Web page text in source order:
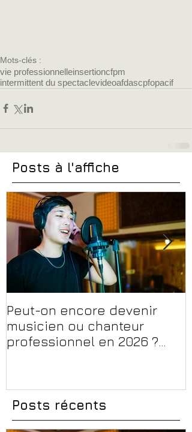
Mots-clés :
vie professionnelleinsertioncfpm
intermittent du spectaclevideoafdascpfopacif
Posts à l'affiche
Peut-on encore devenir
musicien ou chanteur
professionnel en 2026 ?
Posts récents